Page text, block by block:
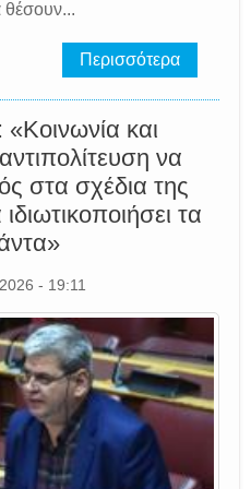
θέσουν...
Περισσότερα
και
να
στα σχέδια της
τα
- 19:11